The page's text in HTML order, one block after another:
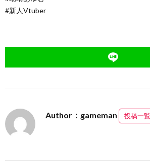
#新人Vtuber
Author：gameman 投稿一覧